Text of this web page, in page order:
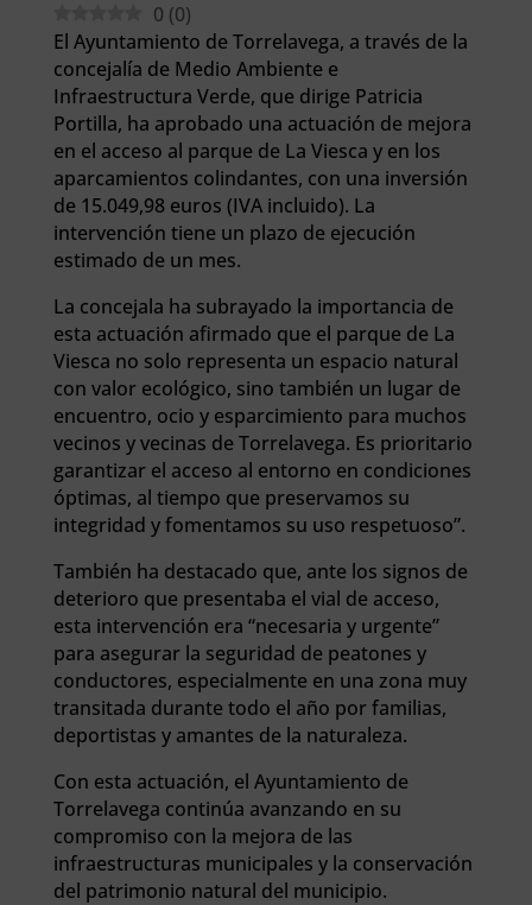
0 (0)
El Ayuntamiento de Torrelavega, a través de la
concejalía de Medio Ambiente e
Infraestructura Verde, que dirige Patricia
Portilla, ha aprobado una actuación de mejora
en el acceso al parque de La Viesca y en los
aparcamientos colindantes, con una inversión
de 15.049,98 euros (IVA incluido). La
intervención tiene un plazo de ejecución
estimado de un mes.
La concejala ha subrayado la importancia de
esta actuación afirmado que el parque de La
Viesca no solo representa un espacio natural
con valor ecológico, sino también un lugar de
encuentro, ocio y esparcimiento para muchos
vecinos y vecinas de Torrelavega. Es prioritario
garantizar el acceso al entorno en condiciones
óptimas, al tiempo que preservamos su
integridad y fomentamos su uso respetuoso”.
También ha destacado que, ante los signos de
deterioro que presentaba el vial de acceso,
esta intervención era “necesaria y urgente”
para asegurar la seguridad de peatones y
conductores, especialmente en una zona muy
transitada durante todo el año por familias,
deportistas y amantes de la naturaleza.
Con esta actuación, el Ayuntamiento de
Torrelavega continúa avanzando en su
compromiso con la mejora de las
infraestructuras municipales y la conservación
del patrimonio natural del municipio.